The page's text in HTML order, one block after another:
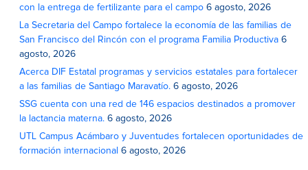
con la entrega de fertilizante para el campo 6 agosto, 2026
La Secretaria del Campo fortalece la economía de las familias de
San Francisco del Rincón con el programa Familia Productiva 6
agosto, 2026
Acerca DIF Estatal programas y servicios estatales para fortalecer
a las familias de Santiago Maravatío. 6 agosto, 2026
SSG cuenta con una red de 146 espacios destinados a promover
la lactancia materna. 6 agosto, 2026
UTL Campus Acámbaro y Juventudes fortalecen oportunidades de
formación internacional 6 agosto, 2026